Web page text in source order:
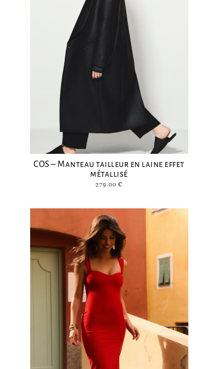
COS – Manteau tailleur en laine effet
métallisé
279.00 €